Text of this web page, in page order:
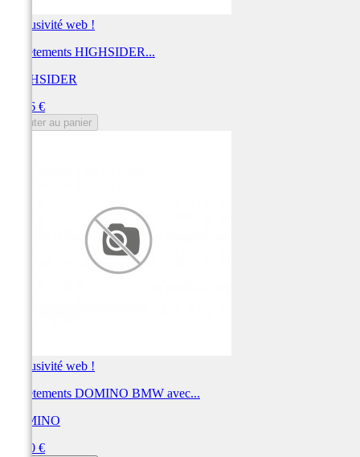
Exclusivité web !
Revêtements HIGHSIDER...
HIGHSIDER
29,96 €
Ajouter au panier
Exclusivité web !
Revêtements DOMINO BMW avec...
DOMINO
22,80 €